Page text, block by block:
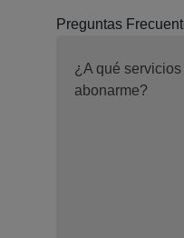
Preguntas
¿A qué servicios
abonarme?